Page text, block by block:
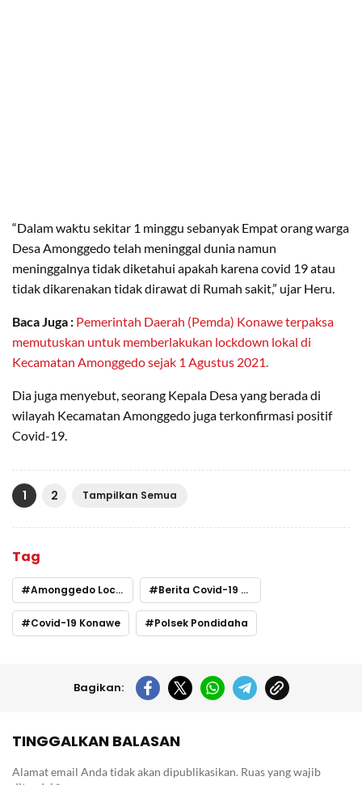
“Dalam waktu sekitar 1 minggu sebanyak Empat orang warga
Desa Amonggedo telah meninggal dunia namun
meninggalnya tidak diketahui apakah karena covid 19 atau
tidak dikarenakan tidak dirawat di Rumah sakit,” ujar Heru.
Baca Juga : Pemerintah Daerah (Pemda) Konawe terpaksa
memutuskan untuk memberlakukan lockdown lokal di
Kecamatan Amonggedo sejak 1 Agustus 2021.
Dia juga menyebut, seorang Kepala Desa yang berada di
wilayah Kecamatan Amonggedo juga terkonfirmasi positif
Covid-19.
1 2 Tampilkan Semua
Tag
Amonggedo Lockdown Berita Covid-19 Konawe
Covid-19 Konawe Polsek Pondidaha
Bagikan:
TINGGALKAN BALASAN
Alamat email Anda tidak akan dipublikasikan. Ruas yang wajib